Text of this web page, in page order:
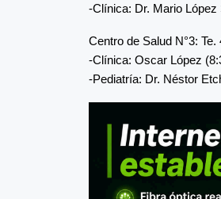
-Clínica: Dr. Mario López
Centro de Salud N°3: Te.
-Clínica: Oscar López
-Pediatría: Dr. Néstor